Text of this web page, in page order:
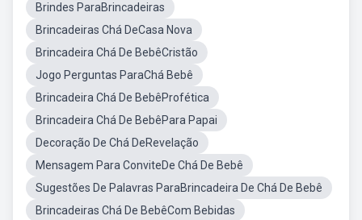
Brindes ParaBrincadeiras
Brincadeiras Chá DeCasa Nova
Brincadeira Chá De BebêCristão
Jogo Perguntas ParaChá Bebê
Brincadeira Chá De BebêProfética
Brincadeira Chá De BebêPara Papai
Decoração De Chá DeRevelação
Mensagem Para ConviteDe Chá De Bebê
Sugestões De Palavras ParaBrincadeira De Chá De Bebê
Brincadeiras Chá De BebêCom Bebidas